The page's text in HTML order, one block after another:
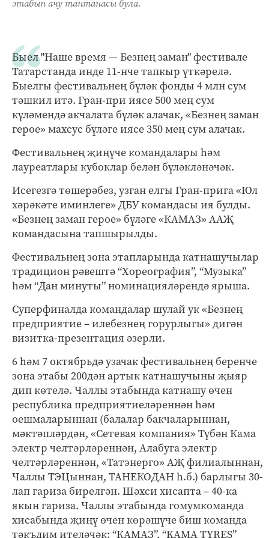
этабын ачу тантанасы була.
Быел "Наше время — Безнең заман" фестивале
Татарстанда инде 11-нче тапкыр үткәрелә.
Быелгы фестивальнең бүләк фонды 4 млн сум
тәшкил итә. Гран-при иясе 500 мең сум
күләмендә акчалата бүләк алачак, «Безнең заман
герое» махсус бүләге иясе 350 мең сум алачак.
Фестивальнең җиңүче командалары һәм
лауреатлары кубоклар белән бүләкләнәчәк.
Исегезгә төшерәбез, узган елгы Гран-прига «Юл
хәрәкәте иминлеге» ДБУ командасы ия булды.
«Безнең заман герое» бүләге «КАМАЗ» ААҖ
командасына тапшырылды.
Фестивальнең зона этапларында катнашучылар
традицион рәвештә “Хореография”, “Музыка”
һәм “Дан минуты” номинацияләрендә ярыша.
Суперфиналда командалар шулай ук «Безнең
предприятие – илебезнең горурлыгы» дигән
визитка-презентация әзерли.
6 һәм 7 октябрьдә узачак фестивальнең беренче
зона этабы 200дән артык катнашучыны җыяр
дип көтелә. Чаллы этабында катнашу өчен
республика предприятиеләреннән һәм
оешмаларыннан (балалар бакчаларыннан,
мәктәпләрдән, «Сетевая компания» Түбән Кама
электр челтәрләреннән, Алабуга электр
челтәрләреннән, «Татэнерго» АҖ филиалыннан,
Чаллы ТЭЦыннан, ТАНЕКОДАН һ.б.) барлыгы 30-
лап гариза бирелгән. Шәхси хисапта – 40-ка
якын гариза. Чаллы этабында гомумкоманда
хисабында җиңү өчен көрәшүче биш команда
тәкъдим ителәчәк: “КАМАЗ”, “KAMA TYRES”